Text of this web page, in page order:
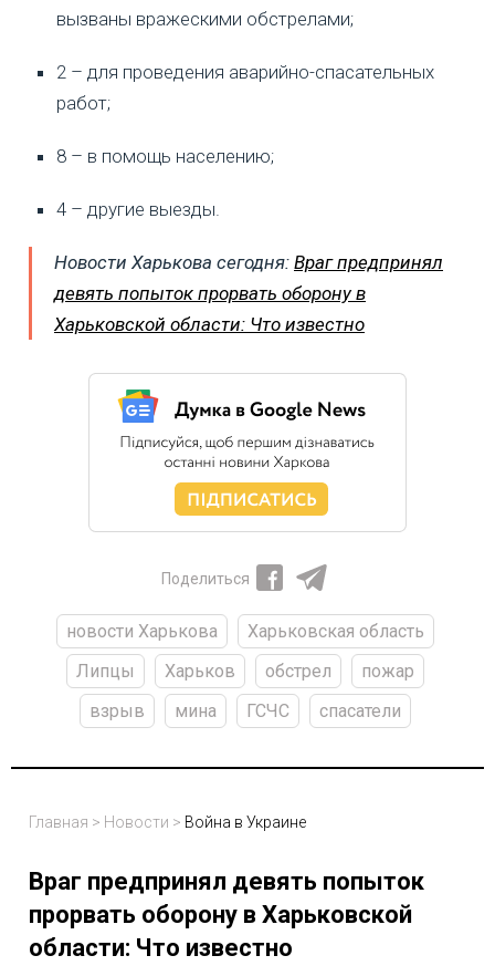
вызваны вражескими обстрелами;
2 – для проведения аварийно-спасательных
работ;
8 – в помощь населению;
4 – другие выезды.
Новости Харькова сегодня: Враг предпринял
девять попыток прорвать оборону в
Харьковской области: Что известно
Поделиться
новости Харькова
Харьковская область
Липцы
Харьков обстрел
пожар
взрыв
мина ГСЧС спасатели
Главная > Новости > Война в Украине
Враг предпринял девять попыток
прорвать оборону в Харьковской
области: Что известно